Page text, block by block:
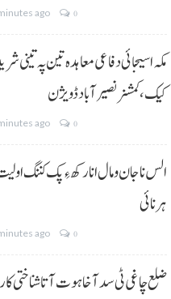
ago 0
مکہ اسیجائی دفاعی معاہدہ تین پہ تینی
کیک،کمشنر نصیرآباد ڈویژن
ago 0
الس نا جان و مال انا رکھ ءِ پک کننگ
ہرنائی
ago 0
ضلع چاغی ٹی سد آ خاہوت آتا شناختی